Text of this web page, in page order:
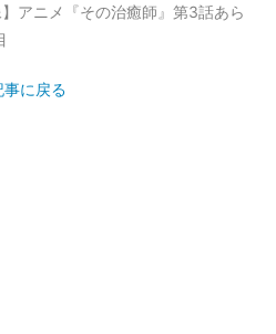
】アニメ『その治癒師』第3話あら
事に戻る